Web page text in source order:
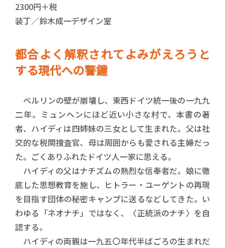
2300円＋税
装丁／鈴木成一デザイン室
都合よく解釈されてよみがえろうと
する現代への警鐘
ベルリンの壁が崩壊し、東西ドイツ統一後の一九九
二年。ミュンヘンにほど近い小さな村で、本書の著
者、ハイディは四姉妹の三女として生まれた。父は社
交的な税関捜査官、母は周囲からも愛される主婦だっ
た。ごくありふれたドイツ人一家に思える。
ハイディの父はナチズムの熱烈な信奉者だ。娘に徹
底した思想教育を施し、ヒトラー・ユーゲントの再現
を目指す団体の秘密キャンプに送るなどしてきた。い
わゆる「ネオナチ」ではなく、〈正統派のナチ〉を自
認する。
ハイディの両親は一九五〇年代半ばごろの生まれだ